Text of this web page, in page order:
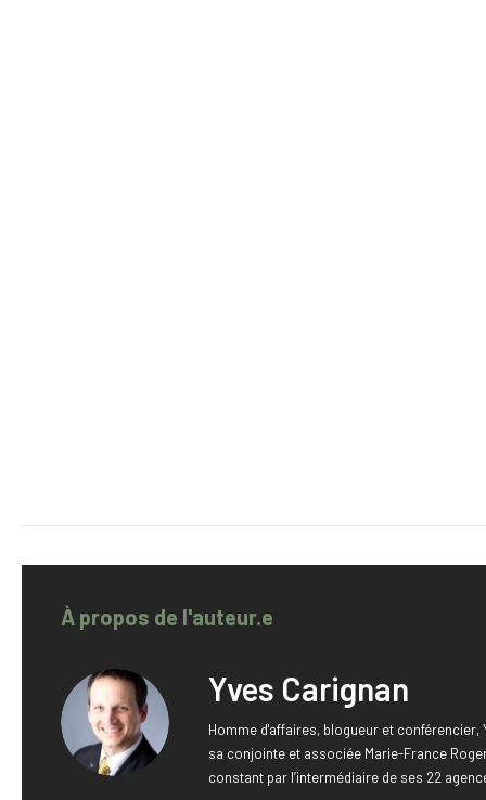
À propos de l'auteur.e
Yves Carignan
Homme d'affaires, blogueur et
sa conjointe et associée Marie-France
constant par l’intermédiaire de ses 22